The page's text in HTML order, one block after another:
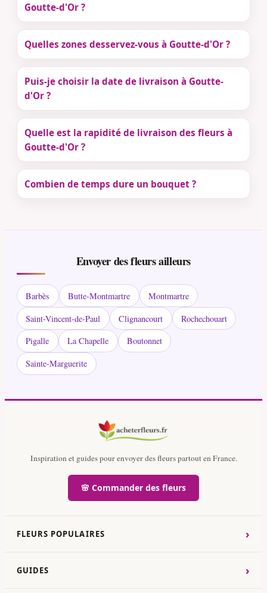
Goutte-d'Or ?
Quelles zones desservez-vous à Goutte-d'Or ?
Puis-je choisir la date de livraison à Goutte-
d'Or ?
Quelle est la rapidité de livraison des fleurs à
Goutte-d'Or ?
Combien de temps dure un bouquet ?
Envoyer des fleurs ailleurs
Barbès Butte-Montmartre
Montmartre
Saint-Vincent-de-Paul
Clignancourt
Rochechouart
Pigalle
La Chapelle
Boutonnet
Sainte-Marguerite
Inspiration et guides pour envoyer des fleurs partout en France.
🌸 Commander des fleurs
FLEURS POPULAIRES ›
GUIDES ›